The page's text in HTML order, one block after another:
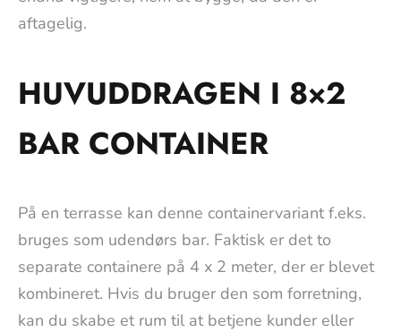
aftagelig.
HUVUDDRAGEN I 8×2
BAR CONTAINER
På en terrasse kan denne containervariant f.eks.
bruges som udendørs bar. Faktisk er det to
separate containere på 4 x 2 meter, der er blevet
kombineret. Hvis du bruger den som forretning,
kan du skabe et rum til at betjene kunder eller